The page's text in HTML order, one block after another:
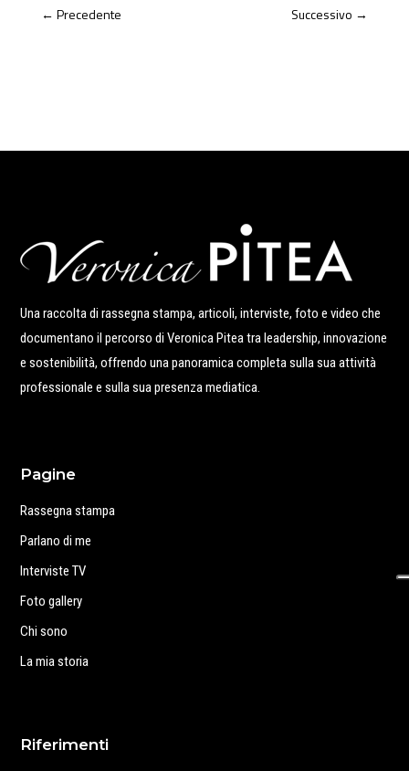
← Precedente Successivo →
Una raccolta di rassegna stampa, articoli, interviste, foto e video che
documentano il percorso di Veronica Pitea tra leadership, innovazione
e sostenibilità, offrendo una panoramica completa sulla sua attività
professionale e sulla sua presenza mediatica.
Pagine
Rassegna stampa
Parlano di me
Interviste TV
Foto gallery
Chi sono
La mia storia
Riferimenti